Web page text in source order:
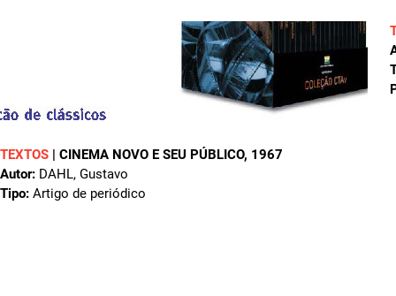
TEXTOS | CINEMA NOVO E SEU PÚBLICO, 1967
Autor: DAHL, Gustavo
Tipo: Artigo de periódico